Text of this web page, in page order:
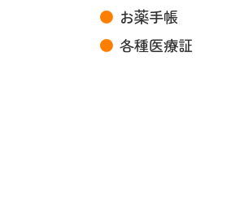
お薬手帳
各種医療証